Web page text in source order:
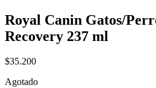
Royal Canin Gatos/
Recovery 237 ml
$35.200
Agotado